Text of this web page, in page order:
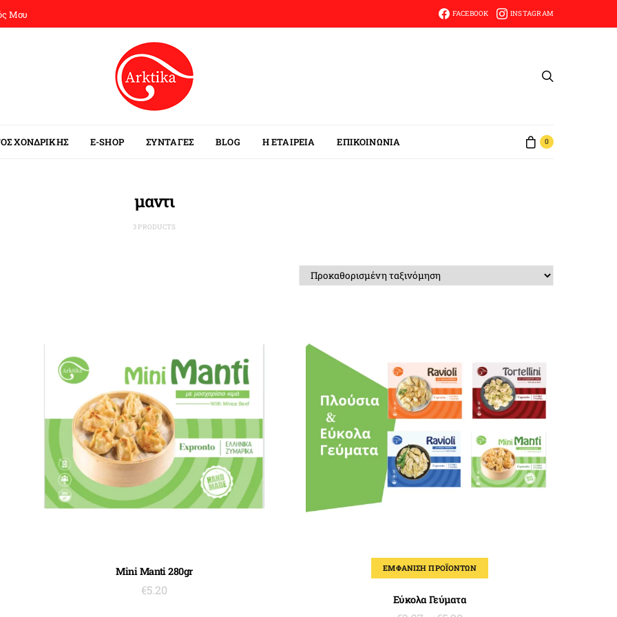
Μου FACEBOOK INSTAGRAM
ΧΟΝΔΡΙΚΗΣ E-SHOP ΣΥΝΤΑΓΕΣ BLOG Η ΕΤΑΙΡΕΙΑ ΕΠΙΚΟΙΝΩΝΙΑ 0
μαντι
3 PRODUCTS
ΠΡΟΣΘΉΚΗ ΣΤΟ ΚΑΛΆΘΙ
Mini Manti 280gr
€5.20
ΕΜΦΆΝΙΣΗ ΠΡΟΪΌΝΤΩΝ
Εύκολα Γεύματα